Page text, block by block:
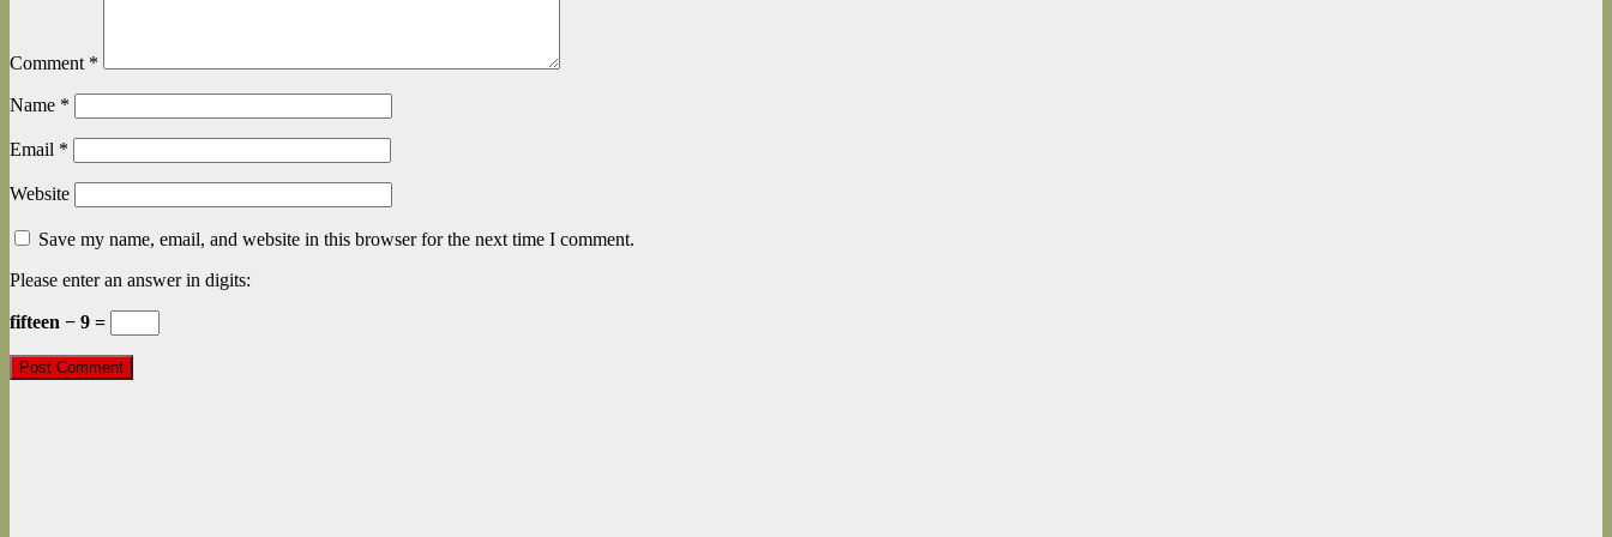
Comment *
Name *
Email *
Website
Save my name, email, and website in this browser for the next time I comment.
Please enter an answer in digits:
fifteen − 9 =